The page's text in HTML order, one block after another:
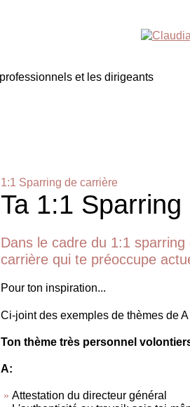
1:1 Sparring de carrière
Ta 1:1
Dans le cadre du 1:1
carrière qui te préoccupe
Pour ton inspiration...
Ci-joint des exemples de thèmes de
Ton thème très personnel
A:
Attestation du directeur général